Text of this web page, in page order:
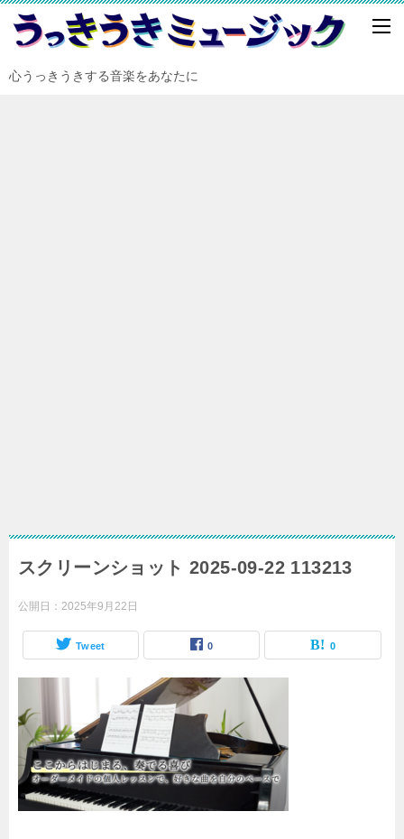
心うっきうきする音楽をあなたに
スクリーンショット 2025-09-22 113213
公開日： 2025年9月22日
Tweet 0 0